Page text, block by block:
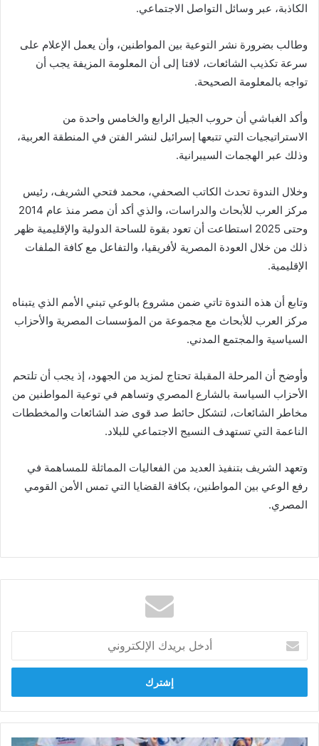
الكاذبة، عبر وسائل التواصل الاجتماعي.
وطالب بضرورة نشر التوعية بين المواطنين، وأن يعمل الإعلام على
سرعة تكذيب الشائعات، لافتا إلى أن المعلومة المزيفة يجب أن
تواجه بالمعلومة الصحيحة.
وأكد الغباشي أن حروب الجيل الرابع والخامس واحدة من
الاستراتيجيات التي تتبعها إسرائيل لنشر الفتن في المنطقة العربية،
وذلك عبر الهجمات السيبرانية.
وخلال الندوة تحدث الكاتب الصحفي، محمد فتحي الشريف، رئيس
مركز العرب للأبحاث والدراسات، والذي أكد أن مصر منذ عام 2014
وحتى 2025 استطاعت أن تعود بقوة للساحة الدولية والإقليمية ظهر
ذلك من خلال العودة المصرية لأفريقيا، والتفاعل مع كافة الملفات
الإقليمية.
وتابع أن هذه الندوة تاتي ضمن مشروع بالوعي تبني الأمم الذي يتبناه
مركز العرب للأبحاث مع مجموعة من المؤسسات المصرية والأحزاب
السياسية والمجتمع المدني.
وأوضح أن المرحلة المقبلة تحتاج لمزيد من الجهود، إذ يجب أن تلتحم
الأحزاب السياسة بالشارع المصري وتساهم في توعية المواطنين من
مخاطر الشائعات، لتشكل حائط صد قوى ضد الشائعات والمخططات
الناعمة التي تستهدف النسيج الاجتماعي للبلاد.
وتعهد الشريف بتنفيذ العديد من الفعاليات المماثلة للمساهمة في
رفع الوعي بين المواطنين، بكافة القضايا التي تمس الأمن القومي
المصري.
بريدك
الإلكتروني